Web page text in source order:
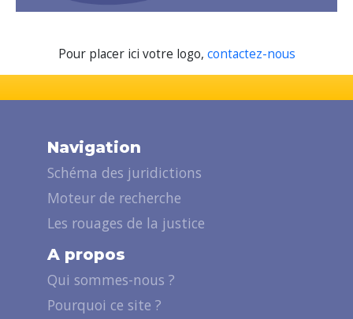
Pour placer ici votre logo, contactez-nous
Navigation
Schéma des juridictions
Moteur de recherche
Les rouages de la justice
A propos
Qui sommes-nous ?
Pourquoi ce site ?